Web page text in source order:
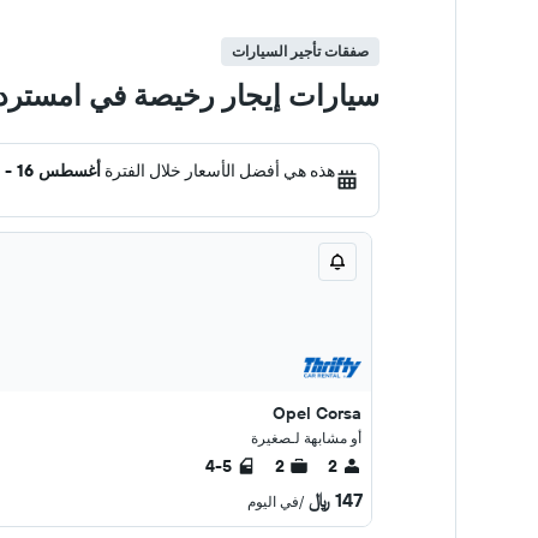
صفقات تأجير السيارات
سيارات إيجار رخيصة في
هذه هي أفضل الأسعار خلال الفترة أغسطس 16 - 23
Opel Corsa
أو مشابهة لـصغيرة
2
2
4-5
147 ﷼ /في اليوم